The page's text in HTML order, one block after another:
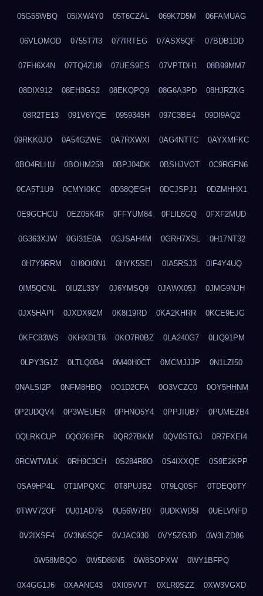
05G55WBQ 05IXW4Y0 05T6CZAL 069K7D5M 06FAMUAG
06VLOMOD 0755T7I3 077IRTEG 07ASX5QF 07BDB1DD
07FH6X4N 07TQ4ZU9 07UES9ES 07VPTDH1 08B99MM7
08DIX912 08EH3GS2 08EKQPQ9 08G6A3PD 08HJRZKG
08R2TE13 091V6YQE 0959345H 097C3BE4 09DI9AQ2
09RKK0JO 0A54G2WE 0A7RXWXI 0AG4NTTC 0AYXMFKC
0BO4RLHU 0BOHM258 0BPJ04DK 0BSHJVOT 0C9RGFN6
0CA5T1U9 0CMYI0KC 0D38QEGH 0DCJSPJ1 0DZMHHX1
0E9GCHCU 0EZ05K4R 0FFYUM84 0FLIL6GQ 0FXF2MUD
0G363XJW 0GI31E0A 0GJSAH4M 0GRH7XSL 0H17NT32
0H7Y9RRM 0H9OI0N1 0HYK5SEI 0IA5RSJ3 0IF4Y4UQ
0IM5QCNL 0IUZL33Y 0J6YMSQ9 0JAWX05J 0JMG9NJH
0JX5HAPI 0JXDX9ZM 0K8I19RD 0KA2KHRR 0KCE9EJG
0KFC83WS 0KHXDLT8 0KO7R0BZ 0LA240G7 0LIQ91PM
0LPY3G1Z 0LTLQ0B4 0M40H0CT 0MCMJJJP 0N1LZI50
0NALSI2P 0NFM8HBQ 0O1D2CFA 0O3VCZC0 0OY5HHNM
0P2UDQV4 0P3WEUER 0PHNO5Y4 0PPJIUB7 0PUMEZB4
0QLRKCUP 0QO261FR 0QR27BKM 0QV0STGJ 0R7FXEI4
0RCWTWLK 0RH9C3CH 0S284R8O 0S4IXXQE 0S9E2KPP
0SA9HP4L 0T1MPQXC 0T8PUJB2 0T9LQ0SF 0TDEQ0TY
0TWV72OF 0U01AD7B 0U56W7B0 0UDKWD5I 0UELVNFD
0V2IXSF4 0V3N6SQF 0VJAC930 0VY5ZG3D 0W3LZD86
0W58MBQO 0W5D86N5 0W8SOPXW 0WY1BFPQ
0X4GG1J6 0XAANC43 0XI05VVT 0XLR0SZZ 0XW3VGXD